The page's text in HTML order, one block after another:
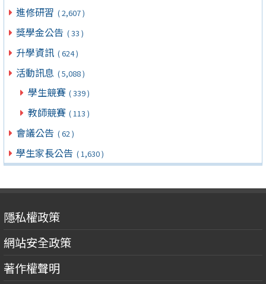
進修研習 ( 2,607 )
獎學金公告 ( 33 )
升學資訊 ( 624 )
活動訊息 ( 5,088 )
學生競賽 ( 339 )
教師競賽 ( 113 )
會議公告 ( 62 )
學生家長公告 ( 1,630 )
隱私權政策
網站安全政策
著作權聲明